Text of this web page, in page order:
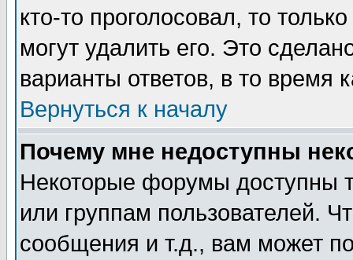
кто-то проголосовал, то
могут удалить его. Это
варианты ответов, в то время
Вернуться к началу
Почему мне недоступны
Некоторые форумы доступны
или группам пользователей.
сообщения и т.д., вам может